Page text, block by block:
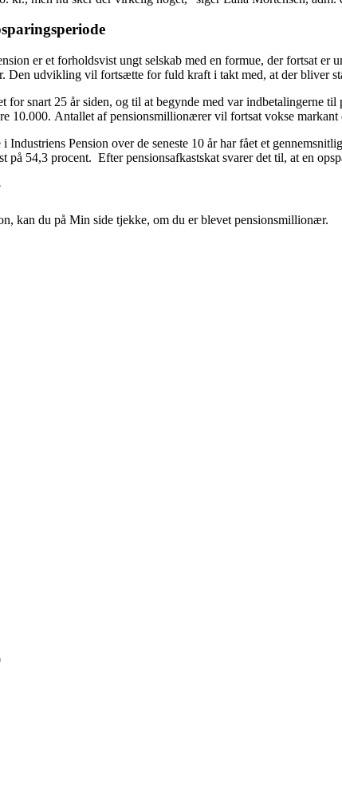
er et forholdsvist ungt selskab med en formue, der fortsat
Den udvikling vil fortsætte for fuld kraft i takt med, at der bliver
for snart 25 år siden, og til at begynde med var indbetalingerne
10.000. Antallet af pensionsmillionærer vil fortsat vokse markant
Industriens Pension over de seneste 10 år har fået et
på 54,3 procent. Efter pensionsafkastskat svarer det til, at en
kan du på Min side tjekke, om du er blevet pensionsmillionær.